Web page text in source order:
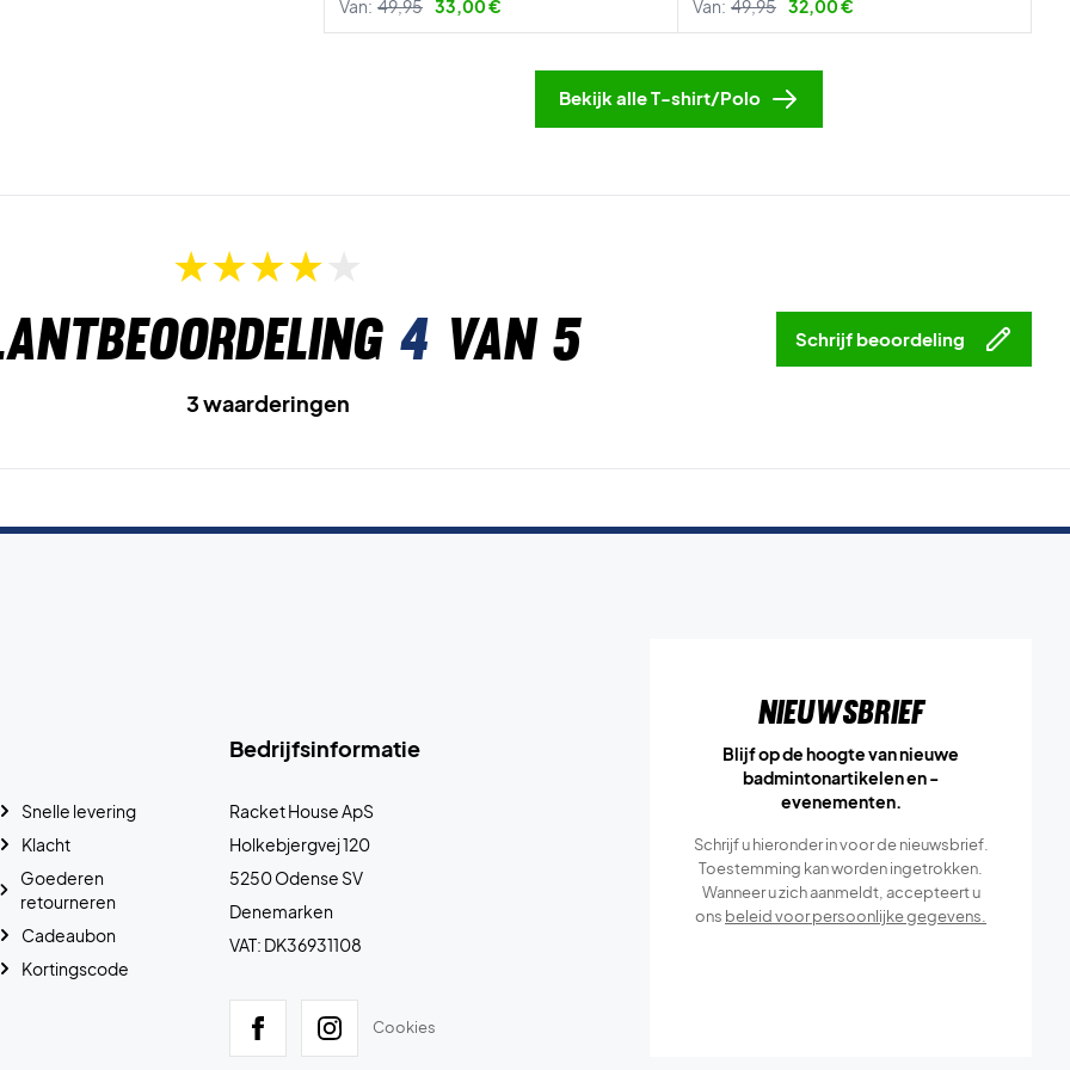
Van: 49,95 33,00 € Van: 49,95 32,00 €
Bekijk alle T-shirt/Polo
4 van 5 Schrijf beoordeling
3 waarderingen
Bedrijfsinformatie
Racket House ApS
Holkebjergvej 120
5250 Odense SV
Denemarken
VAT: DK36931108
Cookies
Snelle levering
Klacht
Goederen
retourneren
Cadeaubon
Kortingscode
Nieuwsbrief
Blijf op de hoogte van nieuwe
badmintonartikelen en -
evenementen.
Schrijf u hieronder in voor de nieuwsbrief.
Toestemming kan worden ingetrokken.
Wanneer u zich aanmeldt, accepteert u
ons beleid voor persoonlijke gegevens.